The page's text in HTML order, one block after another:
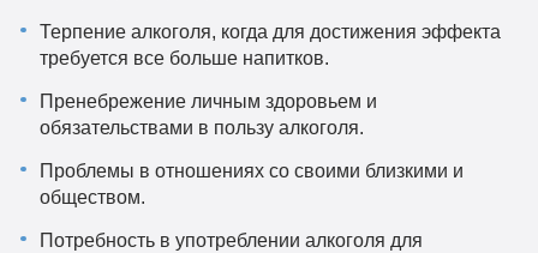
Терпение алкоголя, когда для достижения эффекта
требуется все больше напитков.
Пренебрежение личным здоровьем и
обязательствами в пользу алкоголя.
Проблемы в отношениях со своими близкими и
обществом.
Потребность в употреблении алкоголя для